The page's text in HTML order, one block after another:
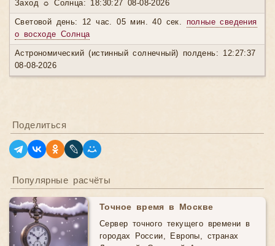
Заход ☼ Солнца: 18:30:27 08-08-2026
Световой день: 12 час. 05 мин. 40 сек. полные сведения
о восходе Солнца
Астрономический (истинный солнечный) полдень: 12:27:37
08-08-2026
Поделиться
Популярные расчёты
Точное время в Москве
Сервер точного текущего времени в
городах России, Европы, странах